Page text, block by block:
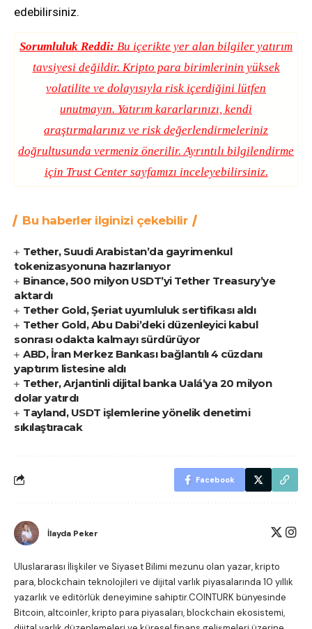
edebilirsiniz.
Sorumluluk Reddi: Bu içerikte yer alan bilgiler yatırım
tavsiyesi değildir. Kripto para birimlerinin yüksek
volatilite ve dolayısıyla risk içerdiğini lütfen
unutmayın. Yatırım kararlarınızı, kendi
araştırmalarınız ve risk değerlendirmeleriniz
doğrultusunda vermeniz önerilir. Ayrıntılı bilgilendirme
için Trust Centersayfamızı inceleyebilirsiniz.
Bu haberler ilginizi çekebilir
Tether, Suudi Arabistan’da gayrimenkul
tokenizasyonuna hazırlanıyor
Binance, 500 milyon USDT’yi Tether Treasury’ye
aktardı
Tether Gold, Şeriat uyumluluk sertifikası aldı
Tether Gold, Abu Dabi’deki düzenleyici kabul
sonrası odakta kalmayı sürdürüyor
ABD, İran Merkez Bankası bağlantılı 4 cüzdanı
yaptırım listesine aldı
Tether, Arjantinli dijital banka Ualá’ya 20 milyon
dolar yatırdı
Tayland, USDT işlemlerine yönelik denetimi
sıkılaştıracak
Facebook
İlayda Peker
Uluslararası İlişkiler ve Siyaset Bilimi mezunu olan yazar, kripto
para, blockchain teknolojileri ve dijital varlık piyasalarında 10 yıllık
yazarlık ve editörlük deneyimine sahiptir.COINTURK bünyesinde
Bitcoin, altcoinler, kripto para piyasaları, blockchain ekosistemi,